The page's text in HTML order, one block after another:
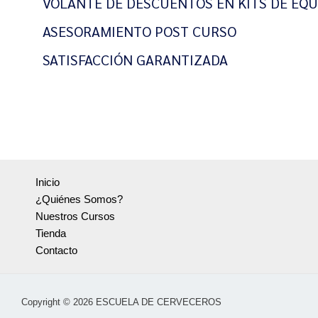
ASESORAMIENTO POST CURSO
SATISFACCIÓN GARANTIZADA
Inicio
¿Quiénes Somos?
Nuestros Cursos
Tienda
Contacto
Copyright © 2026 ESCUELA DE CERVECEROS